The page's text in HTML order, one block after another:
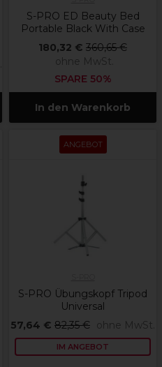
S-PRO ED Beauty Bed
Portable Black With Case
180,32 € 360,65 €
ohne MwSt.
SPARE 50%
In den Warenkorb
ANGEBOT
S-PRO Übungskopf Tripod
Universal
57,64 € 82,35 € ohne MwSt.
IM ANGEBOT